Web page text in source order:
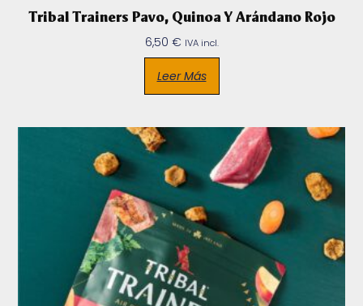
Tribal Trainers Pavo, Quinoa Y Arándano Rojo
6,50 € IVA incl.
Leer Más